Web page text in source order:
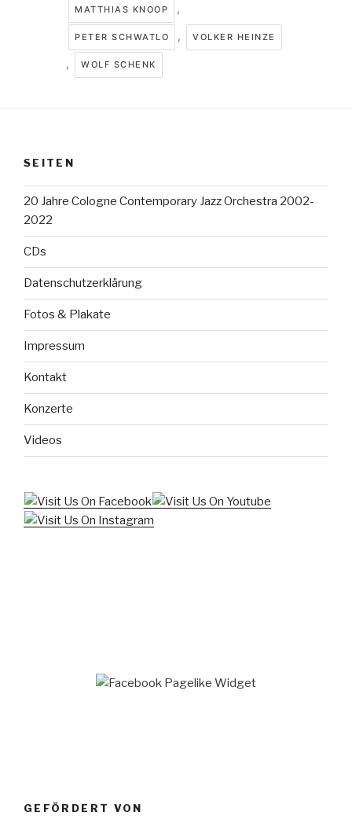
MATTHIAS KNOOP ,
PETER SCHWATLO , VOLKER HEINZE
, WOLF SCHENK
SEITEN
20 Jahre Cologne Contemporary Jazz Orchestra 2002-
2022
CDs
Datenschutzerklärung
Fotos & Plakate
Impressum
Kontakt
Konzerte
Videos
GEFÖRDERT VON